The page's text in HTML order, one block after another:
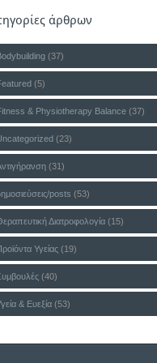
άρθρων
(37)
(5)
& Physiotherapy Balance (37)
(23)
(31)
posts (53)
Διατροφολογία (15)
Υγείας (19)
(40)
& Ευεξία (53)